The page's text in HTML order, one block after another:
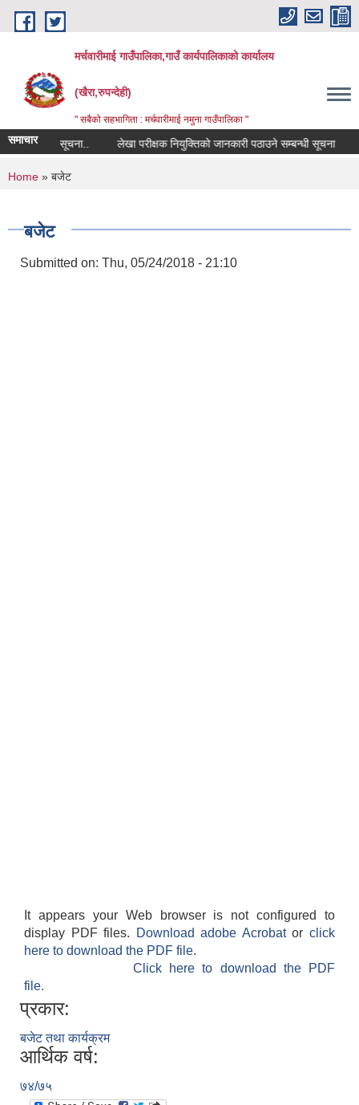
Skip to main content
मर्चवारीमाई गाउँपालिका,गाउँ कार्यपालिकाको कार्यालय
(खैरा,रुपन्देही)
" सबैको सहभागिता : मर्चवारीमाई नमुना गाउँपालिका "
समाचार
सम्बन्धी सूचना.. लेखा परीक्षक नियुक्तिको जानकारी पठाउने सम्बन्धी सूचना
You are here
Home » बजेट
बजेट
Submitted on: Thu, 05/24/2018 - 21:10
It appears your Web browser is not configured to
display PDF files.
Download adobe Acrobatorclick
here to download the PDF file.
Click here to download the PDF
file.
प्रकार:
बजेट तथा कार्यक्रम
आर्थिक वर्ष:
७४/७५